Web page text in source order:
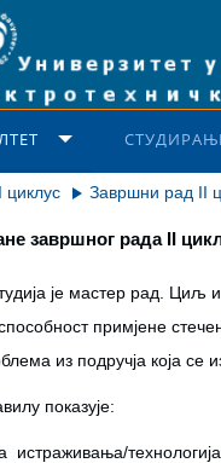
циклус Завршни рад II
завршног рада II
је мастер рад. Циљ
примјене
из подручја која се
показује: